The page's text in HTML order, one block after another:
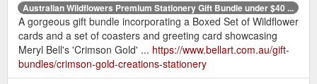
Australian Wildflowers Premium Stationery Gift Bundle under $40 ...
A gorgeous gift bundle incorporating a Boxed Set of Wildflower
cards and a set of coasters and greeting card showcasing
Meryl Bell's 'Crimson Gold' ... https://www.bellart.com.au/gift-
bundles/crimson-gold-creations-stationery